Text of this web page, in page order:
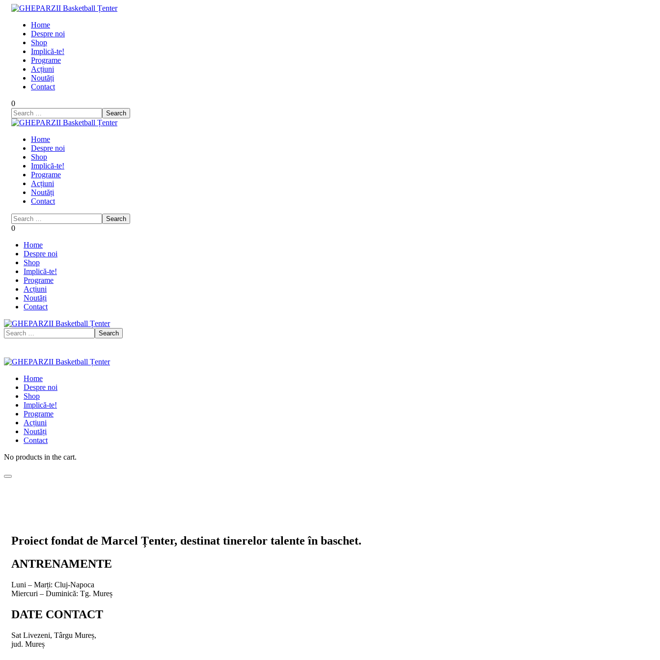
Home
Despre noi
Shop
Implică-te!
Programe
Acțiuni
Noutăți
Contact
0
Home
Despre noi
Shop
Implică-te!
Programe
Acțiuni
Noutăți
Contact
0
Home
Despre noi
Shop
Implică-te!
Programe
Acțiuni
Noutăți
Contact
Home
Despre noi
Shop
Implică-te!
Programe
Acțiuni
Noutăți
Contact
No products in the cart.
Proiect fondat de Marcel Țenter, destinat tinerelor talente în baschet.
ANTRENAMENTE
Luni – Marți: Cluj-Napoca
Miercuri – Duminică: Tg. Mureș
DATE CONTACT
Sat Livezeni, Târgu Mureș,
jud. Mureș